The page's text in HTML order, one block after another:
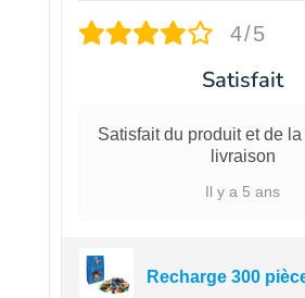
4/5
Satisfait
Satisfait du produit et de
livraison
Il y a 5 ans
Recharge 300